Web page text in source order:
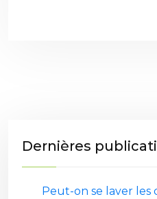
Dernières
Peut-on se laver les